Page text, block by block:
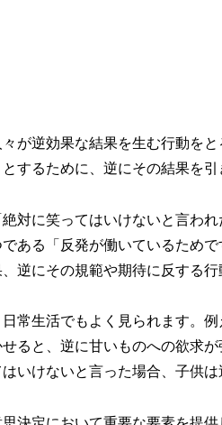
が逆効果な結果を生む行動を
するために、逆にその結果を
対に笑ってはいけないと言わ
ある「反発が働いているため
逆にその規範や期待に反する行
常生活でもよく見られます。
ると、逆に甘いものへの欲求
いけないと言った場合、子供